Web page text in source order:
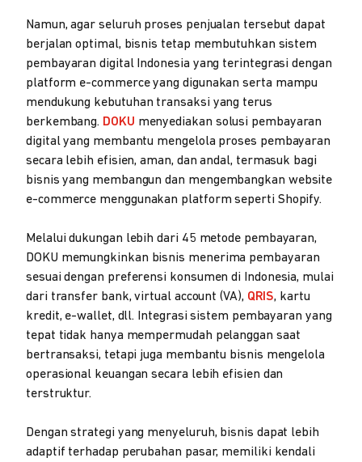
Namun, agar seluruh proses penjualan tersebut dapat
berjalan optimal, bisnis tetap membutuhkan sistem
pembayaran digital Indonesia yang terintegrasi dengan
platform e-commerce yang digunakan serta mampu
mendukung kebutuhan transaksi yang terus
berkembang. DOKU menyediakan solusi pembayaran
digital yang membantu mengelola proses pembayaran
secara lebih efisien, aman, dan andal, termasuk bagi
bisnis yang membangun dan mengembangkan website
e-commerce menggunakan platform seperti Shopify.
Melalui dukungan lebih dari 45 metode pembayaran,
DOKU memungkinkan bisnis menerima pembayaran
sesuai dengan preferensi konsumen di Indonesia, mulai
dari transfer bank, virtual account (VA), QRIS, kartu
kredit, e-wallet, dll. Integrasi sistem pembayaran yang
tepat tidak hanya mempermudah pelanggan saat
bertransaksi, tetapi juga membantu bisnis mengelola
operasional keuangan secara lebih efisien dan
terstruktur.
Dengan strategi yang menyeluruh, bisnis dapat lebih
adaptif terhadap perubahan pasar, memiliki kendali